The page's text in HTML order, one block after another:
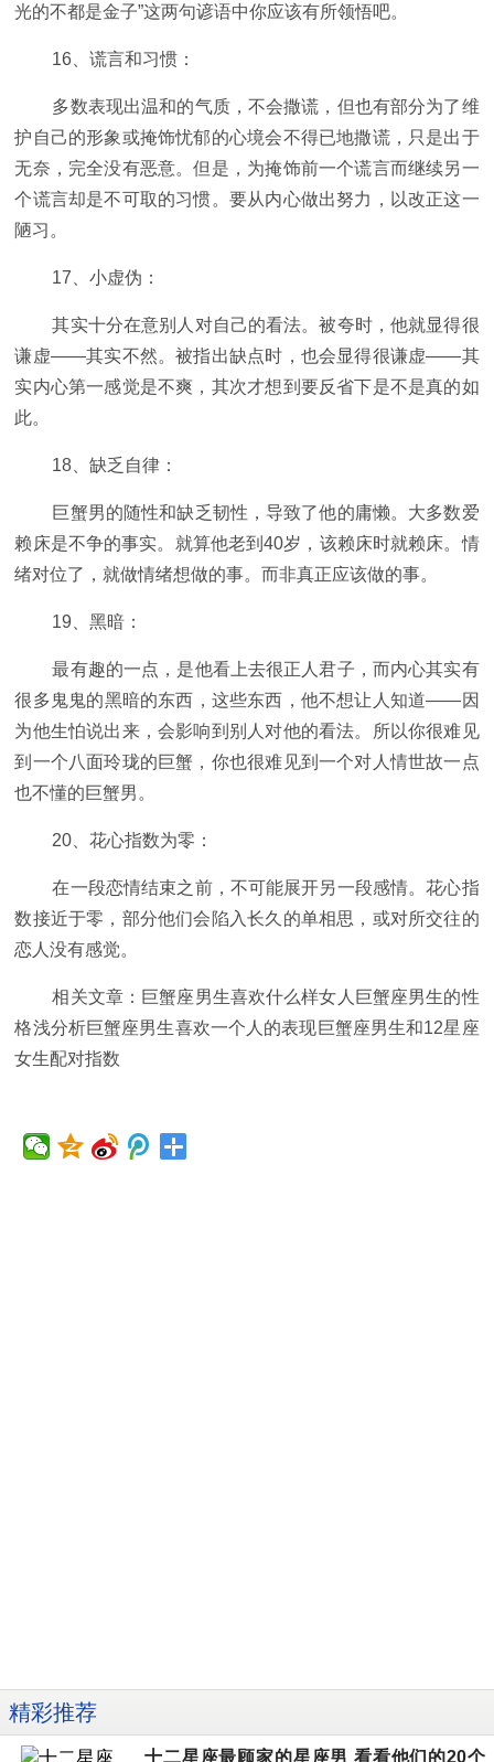
光的不都是金子”这两句谚语中你应该有所领悟吧。
16、谎言和习惯：
多数表现出温和的气质，不会撒谎，但也有部分为了维
护自己的形象或掩饰忧郁的心境会不得已地撒谎，只是出于
无奈，完全没有恶意。但是，为掩饰前一个谎言而继续另一
个谎言却是不可取的习惯。要从内心做出努力，以改正这一
陋习。
17、小虚伪：
其实十分在意别人对自己的看法。被夸时，他就显得很
谦虚——其实不然。被指出缺点时，也会显得很谦虚——其
实内心第一感觉是不爽，其次才想到要反省下是不是真的如
此。
18、缺乏自律：
巨蟹男的随性和缺乏韧性，导致了他的庸懒。大多数爱
赖床是不争的事实。就算他老到40岁，该赖床时就赖床。情
绪对位了，就做情绪想做的事。而非真正应该做的事。
19、黑暗：
最有趣的一点，是他看上去很正人君子，而内心其实有
很多鬼鬼的黑暗的东西，这些东西，他不想让人知道——因
为他生怕说出来，会影响到别人对他的看法。所以你很难见
到一个八面玲珑的巨蟹，你也很难见到一个对人情世故一点
也不懂的巨蟹男。
20、花心指数为零：
在一段恋情结束之前，不可能展开另一段感情。花心指
数接近于零，部分他们会陷入长久的单相思，或对所交往的
恋人没有感觉。
相关文章：巨蟹座男生喜欢什么样女人巨蟹座男生的性
格浅分析巨蟹座男生喜欢一个人的表现巨蟹座男生和12星座
女生配对指数
精彩推荐
十二星座最顾家的星座男 看看他们的20个